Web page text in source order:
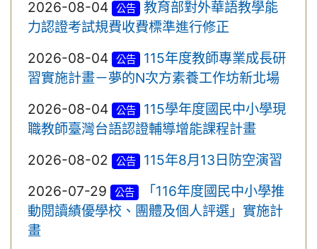
2026-08-04
公告
教育部對外華語教學能
力認證考試規費收費標準進行修正
2026-08-04
公告
115年度教師專業成長研
習實施計畫－夢的N次方素養工作坊新北場
2026-08-04
公告
115學年度國民中小學現
職教師臺灣台語認證輔導增能課程計畫
2026-08-02
公告
115年8月13日防空演習
2026-07-29
公告
「116年度國民中小學推
動閱讀績優學校、團體及個人評選」實施計
畫